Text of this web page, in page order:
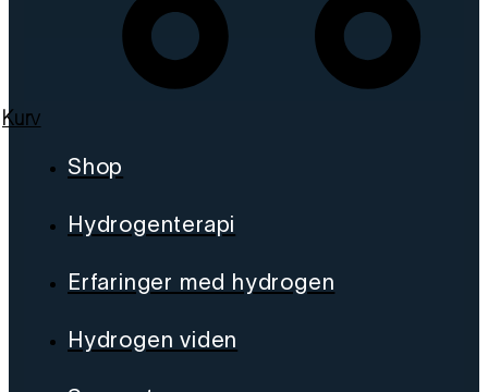
Kurv
Shop
Hydrogenterapi
Erfaringer med hydrogen
Hydrogen viden